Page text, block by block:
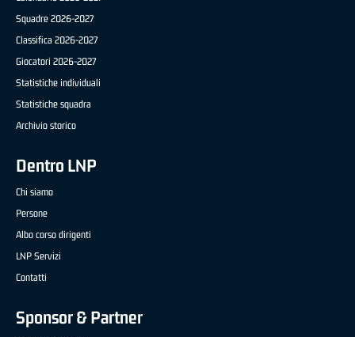
Squadre 2026-2027
Classifica 2026-2027
Giocatori 2026-2027
Statistiche individuali
Statistiche squadra
Archivio storico
Dentro LNP
Chi siamo
Persone
Albo corso dirigenti
LNP Servizi
Contatti
Sponsor & Partner